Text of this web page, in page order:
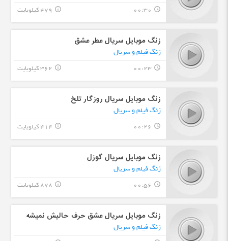
query_builder
00:30 479 کیلوبایت info_outline
زنگ موبایل سریال عطر عشق
زنگ فیلم و سریال
query_builder
00:23 362 کیلوبایت info_outline
زنگ موبایل سریال روزگار تلخ
زنگ فیلم و سریال
query_builder
00:26 414 کیلوبایت info_outline
زنگ موبایل سریال گوزل
زنگ فیلم و سریال
query_builder
00:56 878 کیلوبایت info_outline
زنگ موبایل سریال عشق حرف حالیش نمیشه
زنگ فیلم و سریال